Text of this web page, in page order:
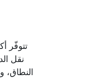
تتوفّر
نقل
النطاق،